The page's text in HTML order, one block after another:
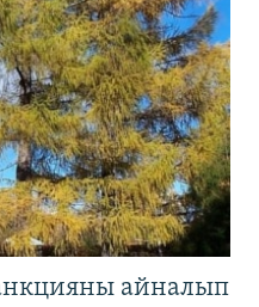
айналып